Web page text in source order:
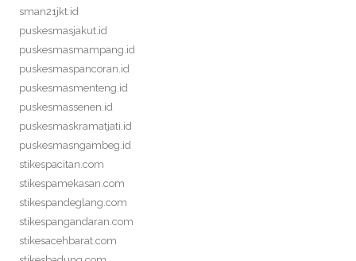
sman21jkt.id
puskesmasjakut.id
puskesmasmampang.id
puskesmaspancoran.id
puskesmasmenteng.id
puskesmassenen.id
puskesmaskramatjati.id
puskesmasngambeg.id
stikespacitan.com
stikespamekasan.com
stikespandeglang.com
stikespangandaran.com
stikesacehbarat.com